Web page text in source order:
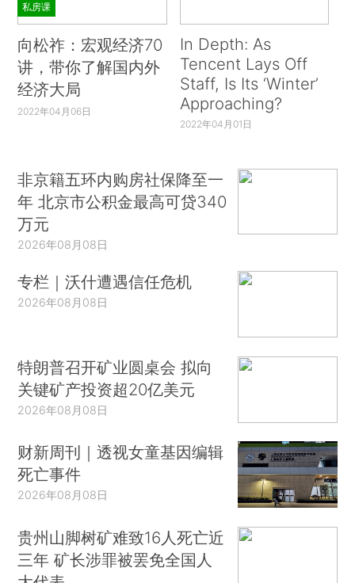
私房课
向松祚：宏观经济70
讲，带你了解国内外
经济大局
2022年04月06日
In Depth: As
Tencent Lays Off
Staff, Is Its ‘Winter’
Approaching?
2022年04月01日
非京籍五环内购房社保降至一
年 北京市公积金最高可贷340
万元
2026年08月08日
专栏｜沃什遭遇信任危机
2026年08月08日
特朗普召开矿业圆桌会 拟向
关键矿产投资超20亿美元
2026年08月08日
财新周刊｜透视女童基因编辑
死亡事件
2026年08月08日
贵州山脚树矿难致16人死亡近
三年 矿长涉罪被罢免全国人